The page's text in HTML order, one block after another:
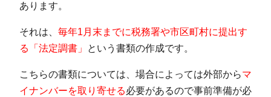
あります。
それは、 毎年1月末までに税務署や市区町村に提出す
る「法定調書」
という書類の作成です。
こちらの書類については、場合によっては外部からマ
イナンバーを取り寄せる必要があるので事前準備が必